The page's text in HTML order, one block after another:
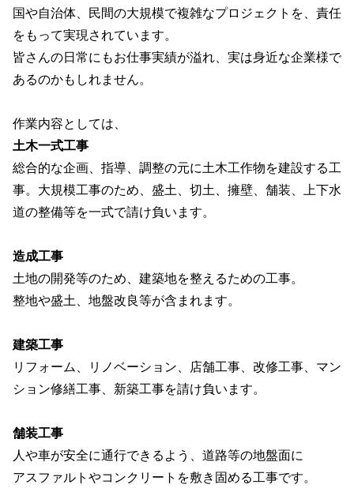
国や自治体、民間の大規模で複雑なプロジェクトを、責任
をもって実現されています。
皆さんの日常にもお仕事実績が溢れ、実は身近な企業様で
あるのかもしれません。
作業内容としては、
土木一式工事
総合的な企画、指導、調整の元に土木工作物を建設する工
事。大規模工事のため、盛土、切土、擁壁、舗装、上下水
道の整備等を一式で請け負います。
造成工事
土地の開発等のため、建築地を整えるための工事。
整地や盛土、地盤改良等が含まれます。
建築工事
リフォーム、リノベーション、店舗工事、改修工事、マン
ション修繕工事、新築工事を請け負います。
舗装工事
人や車が安全に通行できるよう、道路等の地盤面に
アスファルトやコンクリートを敷き固める工事です。